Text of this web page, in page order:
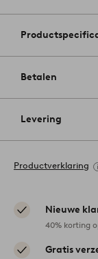
Betalen
Levering
Productverklaring
Nieuwe
40% korting
Gratis